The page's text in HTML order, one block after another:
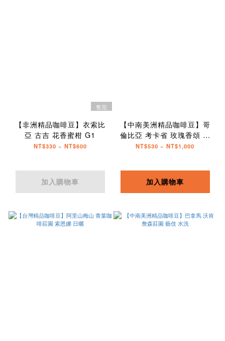
售完
【非洲精品咖啡豆】衣索比
亞 古吉 花香蜜柑 G1
NT$330 ~ NT$600
加入購物車
【中南美洲精品咖啡豆】哥
倫比亞 考卡省 玫瑰香頌 釀
酒酵母 G1
NT$530 ~ NT$1,000
加入購物車